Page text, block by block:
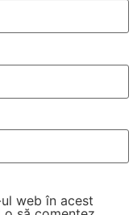
web în acest